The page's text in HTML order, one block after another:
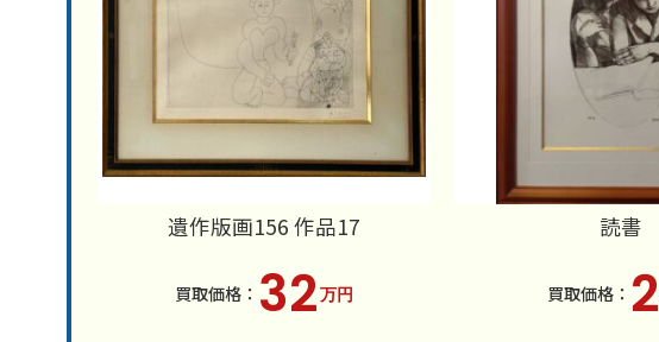
遺作版画156 作品17
32万円
読書
2